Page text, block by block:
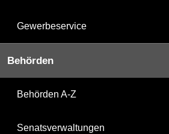
Gewerbeservice
Behörden
Behörden A-Z
Senatsverwaltungen